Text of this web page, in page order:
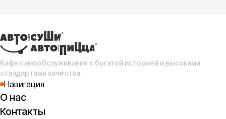
Кафе самообслуживания с богатой историей и высокими
стандартами качества.
Навигация
О нас
Контакты